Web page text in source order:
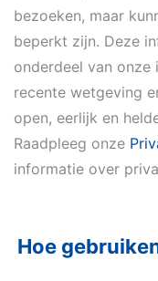
bezoeken, maar
beperkt zijn. Deze
onderdeel van onze
recente wetgeving
open, eerlijk en
Raadpleeg onze
informatie over
Hoe